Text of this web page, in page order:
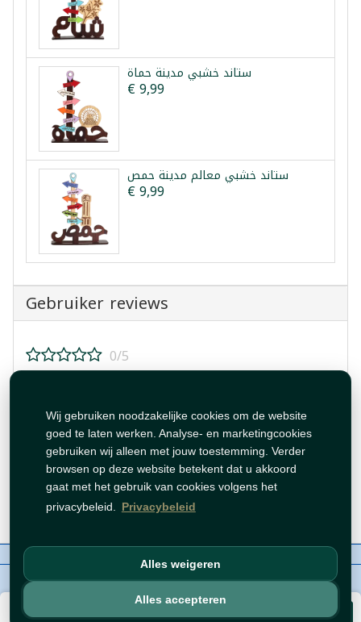
Wij gebruiken noodzakelijke cookies om de website
goed te laten werken. Analyse- en marketingcookies
gebruiken wij alleen met jouw toestemming. Verder
browsen op deze website betekent dat u akkoord
gaat met het gebruik van cookies volgens het
privacybeleid. Privacybeleid
Alles weigeren
Alles accepteren
Voeg toe
ستاند خشبي مدينة حماة
€ 9,99
ستاند خشبي معالم مدينة حمص
€ 9,99
Gebruiker reviews
0/5
Beoordeling plaatsen
Over ons
WhatsAppen
auteursrechten©Tawfeer 2018-2026